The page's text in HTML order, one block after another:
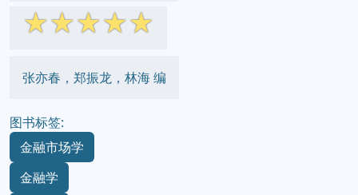
☆☆☆☆☆
张亦春，郑振龙，林海 编
图书标签:
金融市场学
金融学